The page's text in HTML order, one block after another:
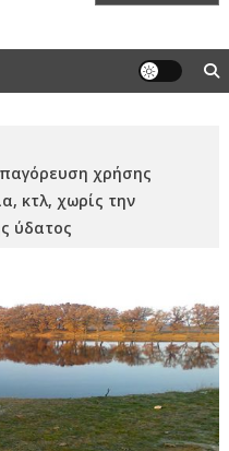
χρήσης
κτλ, χωρίς την
ύδατος